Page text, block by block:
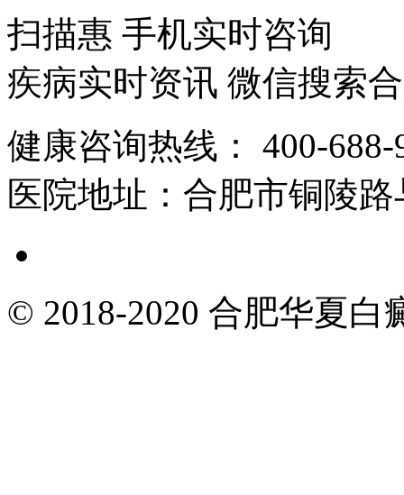
扫描惠 手机实时咨询
疾病实时资讯 微信搜索
健康咨询热线： 400-688-
医院地址： 合肥市铜陵
© 2018-2020 合肥华夏白